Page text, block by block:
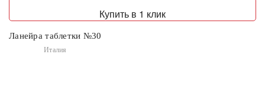
Купить в 1 клик
Ланейра таблетки №30
Италия